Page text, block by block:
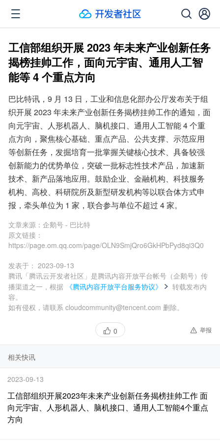
工信部组织开展 2023 年未来产业创新任务
揭榜挂帅工作，面向元宇宙、通用人工智
能等 4 个重点方向
巴比特讯，9 月 13 日，工业和信息化部办公厅发布关于组
织开展 2023 年未来产业创新任务揭榜挂帅工作的通知，面
向元宇宙、人形机器人、脑机接口、通用人工智能 4 个重
点方向，聚焦核心基础、重点产品、公共支撑、示范应用
等创新任务，发掘培育一批掌握关键核心技术、具备较强
创新能力的优势单位，突破一批标志性技术产品，加速新
技术、新产品落地应用。鼓励企业、金融机构、科技服务
机构、高校、科研院所及新型研发机构等以联合体方式申
报，牵头单位为 1 家，联合参与单位不超过 4 家。
文章来源： 企鹅号 - 巴比特
原文链接：
https://page.om.qq.com/page/OLN9SmjQro6GkHPbPyd8qi3Q0
发表于： 2023-09-13
腾讯「腾讯云开发者社区」是腾讯内容开放平台帐号（企鹅号）传
播渠道之一，根据
《腾讯内容开放平台服务协议》
转载发布内
容。
如有侵权，请联系 cloudcommunity@tencent.com 删除。
0 举报
相关快讯
2023-09-13
工信部组织开展2023年未来产业创新任务揭榜挂帅工作 面
向元宇宙、人形机器人、脑机接口、通用人工智能4个重点
方向